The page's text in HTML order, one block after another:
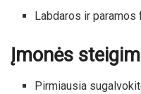
Labdaros ir paramos
Įmonės
Pirmiausia